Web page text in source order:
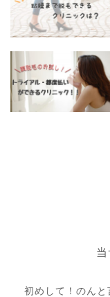
初めして！のん